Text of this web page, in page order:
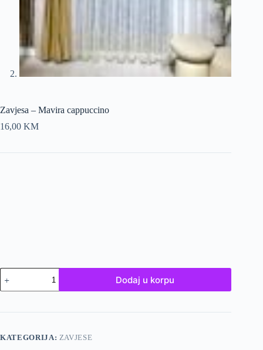
Zavjesa – Mavira cappuccino
16,00 KM
Zavjesa
Mavira
količina
Dodaj u korpu
KATEGORIJA: ZAVJESE